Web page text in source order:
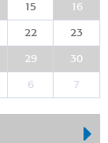
15 16
22 23
29 30
6 7